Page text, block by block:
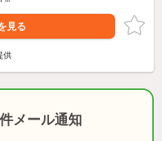
見る
供
メール通知